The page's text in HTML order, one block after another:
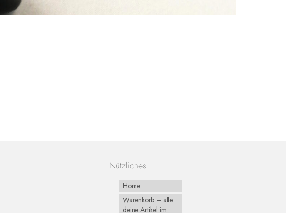
Nützliches
Home
Warenkorb – alle
deine Artikel im